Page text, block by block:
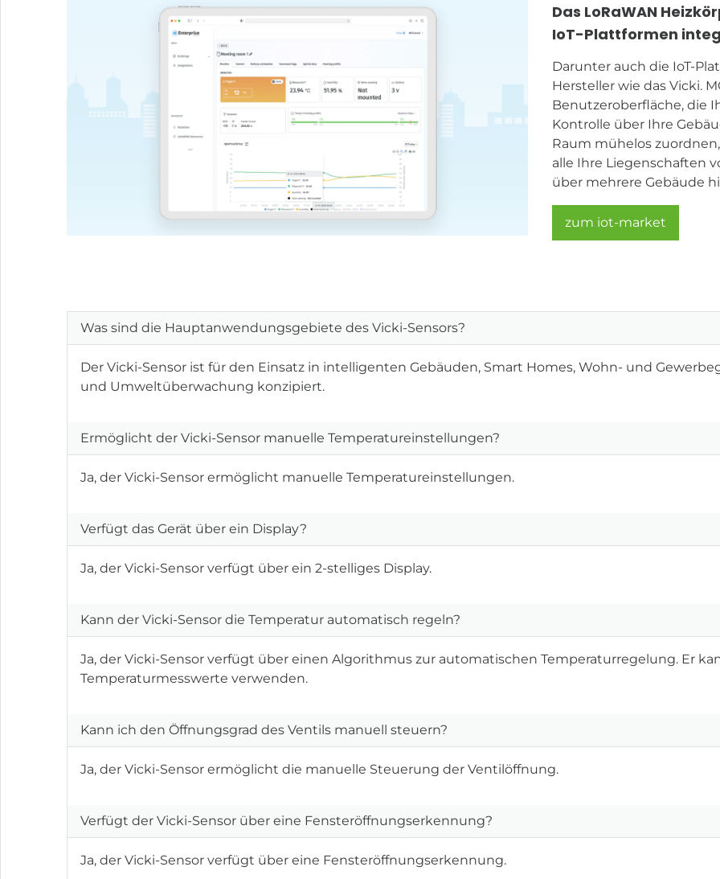
Das LoRaWAN
IoT-Plattformen
Darunter auch die IoT-
Hersteller wie das Vicki.
Benutzeroberfläche, die
Kontrolle über Ihre
Raum mühelos
alle Ihre Liegenschaften
über mehrere Gebäude
zum iot-market
Was sind die Hauptanwendungsgebiete des Vicki-Sensors?
Der Vicki-Sensor ist für den Einsatz in intelligenten Gebäuden, Smart Homes, Wohn- und
und Umweltüberwachung konzipiert.
Ermöglicht der Vicki-Sensor manuelle Temperatureinstellungen?
Ja, der Vicki-Sensor ermöglicht manuelle Temperatureinstellungen.
Verfügt das Gerät über ein Display?
Ja, der Vicki-Sensor verfügt über ein 2-stelliges Display.
Kann der Vicki-Sensor die Temperatur automatisch regeln?
Ja, der Vicki-Sensor verfügt über einen Algorithmus zur automatischen Temperaturregelung. Er
Temperaturmesswerte verwenden.
Kann ich den Öffnungsgrad des Ventils manuell steuern?
Ja, der Vicki-Sensor ermöglicht die manuelle Steuerung der Ventilöffnung.
Verfügt der Vicki-Sensor über eine Fensteröffnungserkennung?
Ja, der Vicki-Sensor verfügt über eine Fensteröffnungserkennung.